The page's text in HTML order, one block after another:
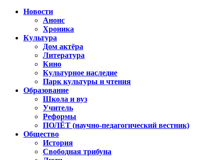
Новости
Анонс
Хроника
Культура
Дом актёра
Литература
Кино
Культурное наследие
Парк культуры и чтения
Образование
Школа и вуз
Учитель
Реформы
ПОЛЁТ (научно-педагогический вестник)
Общество
История
Свободная трибуна